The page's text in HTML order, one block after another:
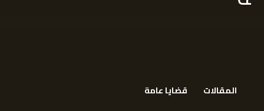
المقالات قضايا عامة